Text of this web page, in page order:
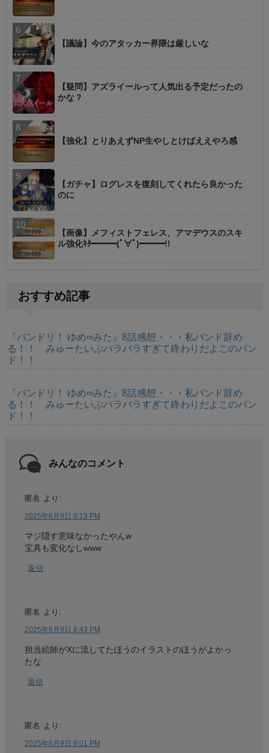
【議論】今のアタッカー界隈は厳しいな
【疑問】アズライールって人気出る予定だったの
かな？
【強化】とりあえずNP生やしとけばええやろ感
【ガチャ】ログレスを復刻してくれたら良かった
のに
【画像】メフィストフェレス、アマデウスのスキ
ル強化ｷﾀ━━━(ﾟ∀ﾟ)━━━!!
おすすめ記事
『バンドリ！ ゆめ∞みた』8話感想・・・私バンド辞め
る！！ みゅーたいぷバラバラすぎて終わりだよこのバン
ド！！
『バンドリ！ ゆめ∞みた』8話感想・・・私バンド辞め
る！！ みゅーたいぷバラバラすぎて終わりだよこのバン
ド！！
みんなのコメント
匿名 より:
2025年6月9日 8:13 PM
マジ隠す意味なかったやんw
宝具も変化なしwww
返信
匿名 より:
2025年6月9日 8:43 PM
担当絵師がXに流してたほうのイラストのほうがよかっ
たな
返信
匿名 より:
2025年6月9日 9:01 PM